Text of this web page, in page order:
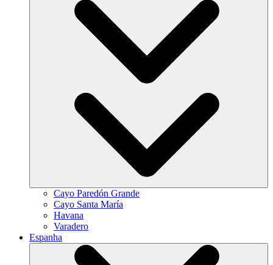
Cayo Paredón Grande
Cayo Santa María
Havana
Varadero
Espanha